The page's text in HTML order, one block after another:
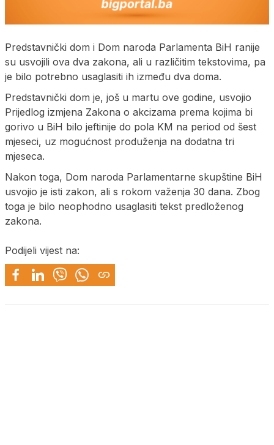
Predstavnički dom i Dom naroda Parlamenta BiH ranije
su usvojili ova dva zakona, ali u različitim tekstovima, pa
je bilo potrebno usaglasiti ih između dva doma.
Predstavnički dom je, još u martu ove godine, usvojio
Prijedlog izmjena Zakona o akcizama prema kojima bi
gorivo u BiH bilo jeftinije do pola KM na period od šest
mjeseci, uz mogućnost produženja na dodatna tri
mjeseca.
Nakon toga, Dom naroda Parlamentarne skupštine BiH
usvojio je isti zakon, ali s rokom važenja 30 dana. Zbog
toga je bilo neophodno usaglasiti tekst predloženog
zakona.
Podijeli vijest na: